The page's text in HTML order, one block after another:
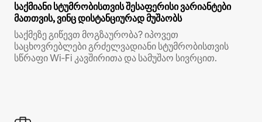
საქმიანი სტუმრობისთვის შესაფერისი ვარიანტები
მათთვის, ვინც დისტანციურად მუშაობს
საქმეზე გიწევთ მოგზაურობა? იპოვეთ
საცხოვრებლები გრძელვადიანი სტუმრობისთვის
სწრაფი Wi‑Fi კავშირითა და სამუშაო სივრცით.